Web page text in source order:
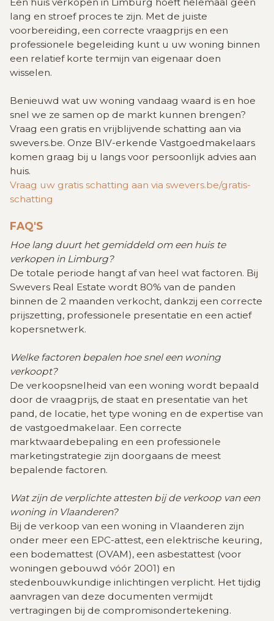
lang en stroef proces te zijn. Met de juiste
voorbereiding, een correcte vraagprijs en een
professionele begeleiding kunt u uw woning binnen
een relatief korte termijn van eigenaar doen
wisselen.
Benieuwd wat uw woning vandaag waard is en hoe
snel we ze samen op de markt kunnen brengen?
Vraag een gratis en vrijblijvende schatting aan via
swevers.be. Onze BIV-erkende Vastgoedmakelaars
komen graag bij u langs voor persoonlijk advies aan
huis.
Vraag uw gratis schatting aan via swevers.be/gratis-
schatting
FAQ'S
Hoe lang duurt het gemiddeld om een huis te
verkopen in Limburg?
De totale periode hangt af van heel wat factoren. Bij
Swevers Real Estate wordt 80% van de panden
binnen de 2 maanden verkocht, dankzij een correcte
prijszetting, professionele presentatie en een actief
kopersnetwerk.
Welke factoren bepalen hoe snel een woning
verkoopt?
De verkoopsnelheid van een woning wordt bepaald
door de vraagprijs, de staat en presentatie van het
pand, de locatie, het type woning en de expertise van
de vastgoedmakelaar. Een correcte
marktwaardebepaling en een professionele
marketingstrategie zijn doorgaans de meest
bepalende factoren.
Wat zijn de verplichte attesten bij de verkoop van een
woning in Vlaanderen?
Bij de verkoop van een woning in Vlaanderen zijn
onder meer een EPC-attest, een elektrische keuring,
een bodemattest (OVAM), een asbestattest (voor
woningen gebouwd vóór 2001) en
stedenbouwkundige inlichtingen verplicht. Het tijdig
aanvragen van deze documenten vermijdt
vertragingen bij de compromisondertekening.